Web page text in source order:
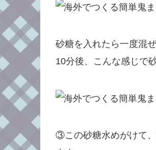
砂糖を入れたら一度混
10分後、こんな感じで
③この砂糖水めがけて